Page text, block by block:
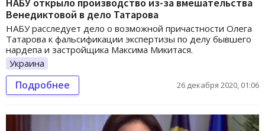
Венедиктовой в дело Татарова
НАБУ расследует дело о возможной причастности Олега
Татарова к фальсификации экспертизы по делу бывшего
нардепа и застройщика Максима Микитася.
Украина
Подробнее 26 декабря 2020, 01:06